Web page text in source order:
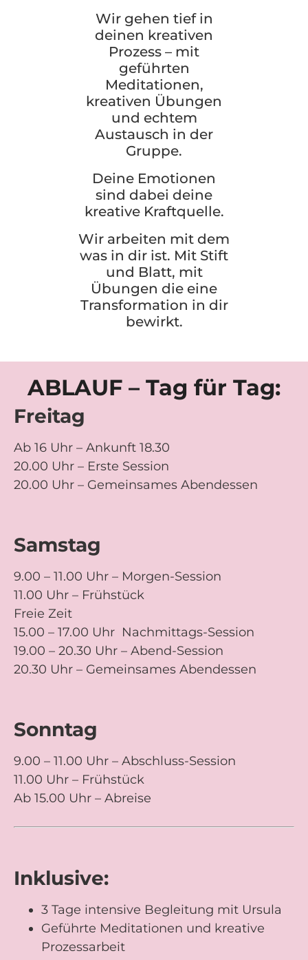
Wir gehen tief in
deinen kreativen
Prozess – mit
geführten
Meditationen,
kreativen Übungen
und echtem
Austausch in der
Gruppe.
Deine Emotionen
sind dabei deine
kreative Kraftquelle.
Wir arbeiten mit dem
was in dir ist. Mit Stift
und Blatt, mit
Übungen die eine
Transformation in dir
bewirkt.
ABLAUF – Tag für Tag:
Freitag
Ab 16 Uhr – Ankunft 18.30
20.00 Uhr – Erste Session
20.00 Uhr – Gemeinsames Abendessen
Samstag
9.00 – 11.00 Uhr – Morgen-Session
11.00 Uhr – Frühstück
Freie Zeit
15.00 – 17.00 Uhr Nachmittags-Session
19.00 – 20.30 Uhr – Abend-Session
20.30 Uhr – Gemeinsames Abendessen
Sonntag
9.00 – 11.00 Uhr – Abschluss-Session
11.00 Uhr – Frühstück
Ab 15.00 Uhr – Abreise
Inklusive:
3 Tage intensive Begleitung mit Ursula
Geführte Meditationen und kreative
Prozessarbeit